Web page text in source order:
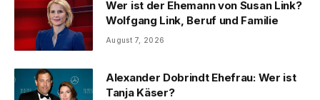
Wer ist der Ehemann von Susan Link?
Wolfgang Link, Beruf und Familie
August 7, 2026
Alexander Dobrindt Ehefrau: Wer ist
Tanja Käser?